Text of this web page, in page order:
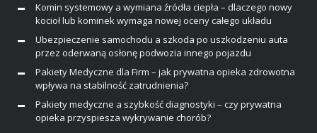
Komin systemowy a wymiana źródła ciepła – dlaczego nowy
kocioł lub kominek wymaga nowej oceny całego układu
Ubezpieczenie samochodu a szkoda po uszkodzeniu auta
przez oderwaną osłonę podwozia innego pojazdu
Pakiety Medyczne dla Firm – jak prywatna opieka zdrowotna
wpływa na stabilność zatrudnienia?
Pakiety medyczne a szybkość diagnostyki – czy prywatna
opieka przyspiesza wykrywanie chorób?